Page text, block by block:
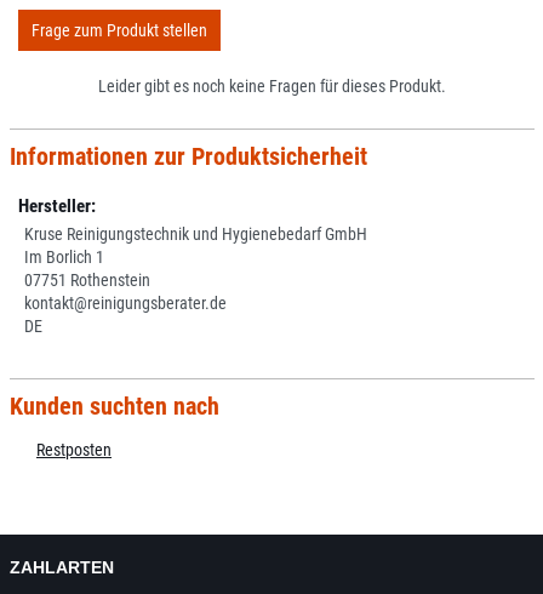
Frage zum Produkt stellen
Leider gibt es noch keine Fragen für dieses Produkt.
Informationen zur Produktsicherheit
Hersteller:
Kruse Reinigungstechnik und Hygienebedarf GmbH
Im Borlich 1
07751 Rothenstein
kontakt@reinigungsberater.de
DE
Kunden suchten nach
Restposten
ZAHLARTEN